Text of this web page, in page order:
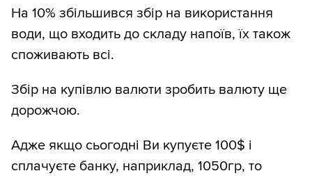
На 10% збільшився збір на використання
води, що входить до складу напоїв, їх також
споживають всі.
Збір на купівлю валюти зробить валюту ще
дорожчою.
Адже якщо сьогодні Ви купуєте 100$ і
сплачуєте банку, наприклад, 1050гр, то